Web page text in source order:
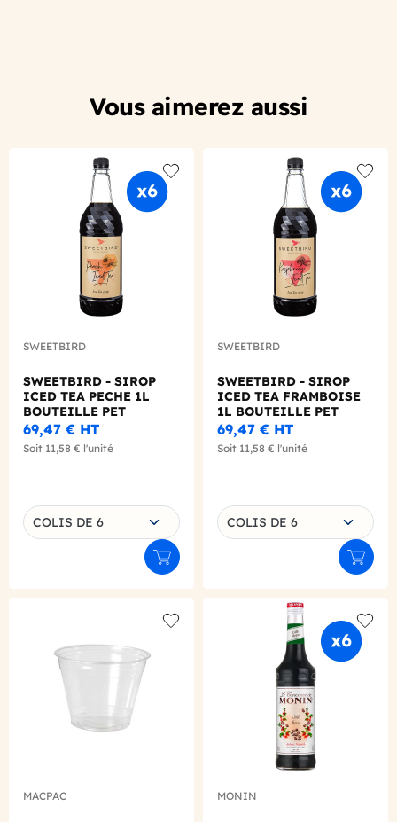
Vous aimerez aussi
Add to wishlist
SWEETBIRD
SWEETBIRD - SIROP
ICED TEA PECHE 1L
BOUTEILLE PET
69,47 € HT
Soit 11,58 € l'unité
Choisissez une déclinaison
COLIS DE 6
Ajouter au panier
Add
SWEETBIRD
SWEETBIRD - SIROP
ICED TEA FRAMBOISE
1L BOUTEILLE PET
69,47 € HT
Soit 11,58 € l'unité
Choisissez une déclinaison
COLIS DE 6
MACPAC
Add
MONIN